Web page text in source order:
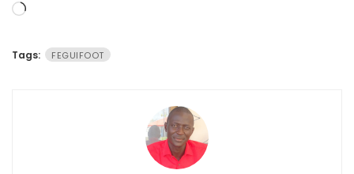
Chargement…
Tags: FEGUIFOOT